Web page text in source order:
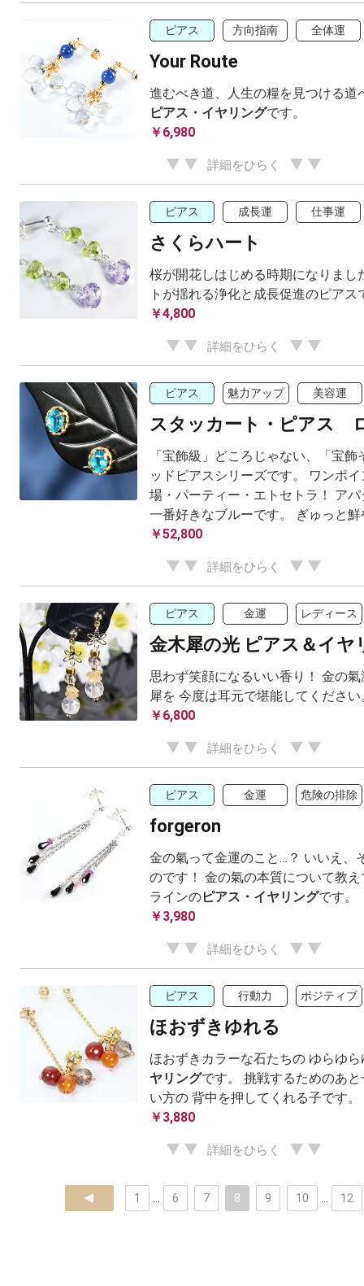
ピアス 方向指南 全体運
Your Route
進むべき道、人生の糧を見つける道
ピアス・イヤリングです。
￥6,980
詳細をひらく
ピアス 成長運 仕事運
さくらハート
桜が開花しはじめる時期になりまし
トが揺れる浄化と成長促進のピアス
￥4,800
詳細をひらく
ピアス 魅力アップ 美容運
スタッカート・ピアス
「宝飾級」どころじゃない、「宝
ッドピアスシリーズです。 ワンポ
場・パーティー・エトセトラ！ ア
一番好きなブルーです。 ぎゅっと鮮
￥52,800
詳細をひらく
ピアス 金運 レディース
金木犀の光 ピアス＆イヤ
思わず笑顔になるいい香り！ 金の
犀を 今度は耳元で堪能してください
￥6,800
詳細をひらく
ピアス 金運 危険の排除
forgeron
金の氣って金運のこと…？ いいえ、
のです！ 金の氣の本質について教
ラインのピアス・イヤリングです。
￥3,980
詳細をひらく
ピアス 行動力 ポジティブ
ほおずきゆれる
ほおずきカラーな石たちの ゆらゆ
ヤリングです。 挑戦するためのあ
い方の 背中を押してくれる子です。
￥3,880
詳細をひらく
prev 1 6 7 8 9 10 12